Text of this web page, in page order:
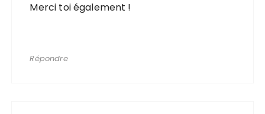
Merci toi également !
Répondre